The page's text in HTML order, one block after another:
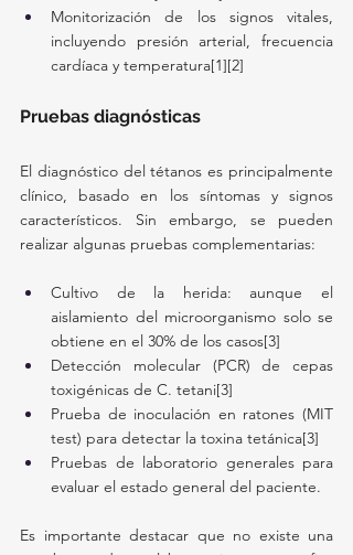
Monitorización de los signos vitales,
incluyendo presión arterial, frecuencia
cardíaca y temperatura[1][2]
Pruebas diagnósticas
El diagnóstico del tétanos es principalmente
clínico, basado en los síntomas y signos
característicos. Sin embargo, se pueden
realizar algunas pruebas complementarias:
Cultivo de la herida: aunque el
aislamiento del microorganismo solo se
obtiene en el 30% de los casos[3]
Detección molecular (PCR) de cepas
toxigénicas de C. tetani[3]
Prueba de inoculación en ratones (MIT
test) para detectar la toxina tetánica[3]
Pruebas de laboratorio generales para
evaluar el estado general del paciente.
Es importante destacar que no existe una